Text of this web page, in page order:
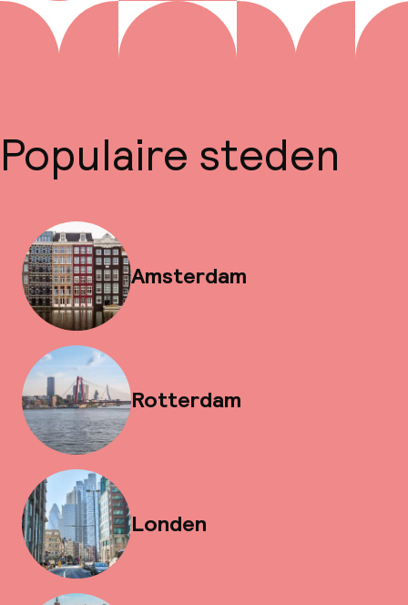
Populaire steden
Amsterdam
Rotterdam
Londen